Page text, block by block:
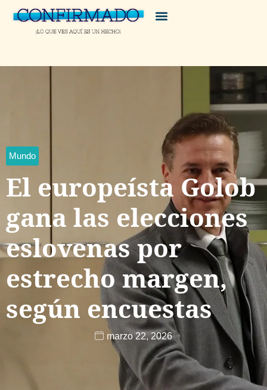
Mundo
El europeísta Golob
gana las elecciones
eslovenas por
estrecho margen,
según encuestas
marzo 22, 2026